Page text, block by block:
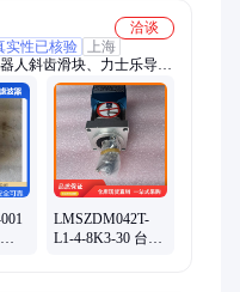
洽谈
实性已核验
上海
人斜齿滑块、力士乐导
器人对接接头、750变位机
备件、喷涂机器人备品备
线缆、工业机器人驱动
、精密直线运动导轨、4-
压力变送器、黄铜螺丝螺
涂机器人先导阀、美而森
、热镀锌大棚方管立柱
LMSZDM042T-
L1-4-8K3-30 台达